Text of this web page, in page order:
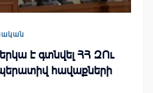
է գտնվել ՀՀ ԶՈւ
հավաքների